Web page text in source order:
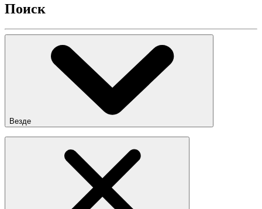
Поиск
Везде